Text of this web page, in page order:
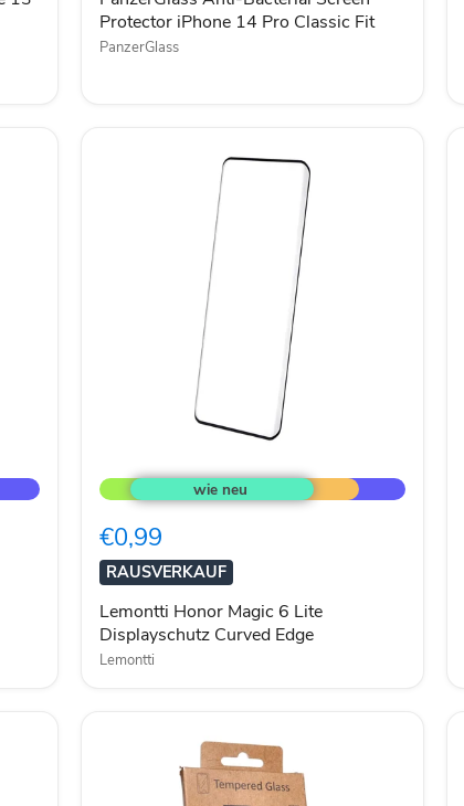
Pro
Classic
Fit
Protector iPhone 14 Pro Classic Fit
PanzerGlass
Honor
Magic
Lite
Displayschutz
Curved
Edge
€0,99
RAUSVERKAUF
Lemontti Honor Magic 6 Lite
Displayschutz Curved Edge
Lemontti